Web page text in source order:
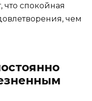
спокойная
чем